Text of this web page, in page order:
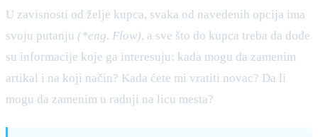
U zavisnosti od želje kupca, svaka od navedenih opcija ima
svoju putanju (*eng. Flow), a sve što do kupca treba da dođe
su informacije koje ga interesuju: kada mogu da zamenim
artikal i na koji način? Kada ćete mi vratiti novac? Da li
mogu da zamenim u radnji na licu mesta?